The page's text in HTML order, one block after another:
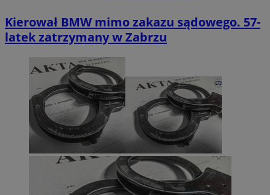
Kierował BMW mimo zakazu sądowego. 57-
latek zatrzymany w Zabrzu